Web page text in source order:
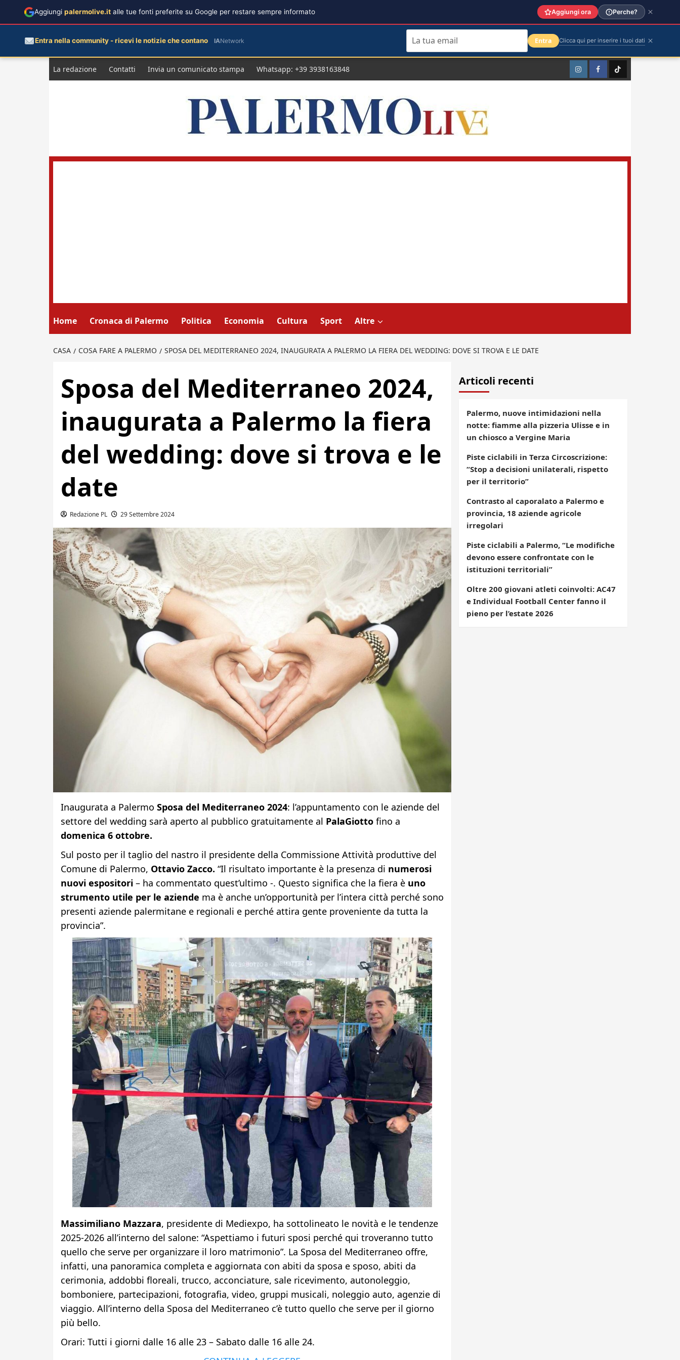
La redazione Contatti Invia un comunicato stampa Whatsapp: +39 3938163848 InstagramFacebookTikTok
Home Cronaca di Palermo Politica Economia Cultura Sport Altre
CASA COSA FARE A PALERMO SPOSA DEL MEDITERRANEO 2024, INAUGURATA A PALERMO LA FIERA DEL WEDDING: DOVE SI TROVA E LE DATE
Sposa del Mediterraneo 2024,
inaugurata a Palermo la fiera
del wedding: dove si trova e le
date
Redazione PL 29 Settembre 2024
Inaugurata a Palermo Sposa del Mediterraneo 2024: l’appuntamento con le aziende del
settore del wedding sarà aperto al pubblico gratuitamente al PalaGiotto fino a
domenica 6 ottobre.
Sul posto per il taglio del nastro il presidente della Commissione Attività produttive del
Comune di Palermo, Ottavio Zacco. “Il risultato importante è la presenza di numerosi
nuovi espositori– ha commentato quest’ultimo -. Questo significa che la fiera è uno
strumento utile per le aziende ma è anche un’opportunità per l’intera città perché sono
presenti aziende palermitane e regionali e perché attira gente proveniente da tutta la
provincia”.
Massimiliano Mazzara, presidente di Mediexpo, ha sottolineato le novità e le tendenze
2025-2026 all’interno del salone: “Aspettiamo i futuri sposi perché qui troveranno tutto
quello che serve per organizzare il loro matrimonio”. La Sposa del Mediterraneo offre,
infatti, una panoramica completa e aggiornata con abiti da sposa e sposo, abiti da
cerimonia, addobbi floreali, trucco, acconciature, sale ricevimento, autonoleggio,
bomboniere, partecipazioni, fotografia, video, gruppi musicali, noleggio auto, agenzie di
viaggio. All’interno della Sposa del Mediterraneo c’è tutto quello che serve per il giorno
più bello.
Orari: Tutti i giorni dalle 16 alle 23 – Sabato dalle 16 alle 24.
Articoli recenti
Palermo, nuove intimidazioni nella
notte: fiamme alla pizzeria Ulisse e in
un chiosco a Vergine Maria
Piste ciclabili in Terza Circoscrizione:
“Stop a decisioni unilaterali, rispetto
per il territorio”
Contrasto al caporalato a Palermo e
provincia, 18 aziende agricole
irregolari
Piste ciclabili a Palermo, “Le modifiche
devono essere confrontate con le
istituzioni territoriali”
Oltre 200 giovani atleti coinvolti: AC47
e Individual Football Center fanno il
pieno per l’estate 2026
Aggiungi palermolive.it alle tue fonti preferite su Google per restare sempre informato Aggiungi ora Perche?
Entra nella community - ricevi le notizie che contano IANetwork Entra Clicca qui per inserire i tuoi dati